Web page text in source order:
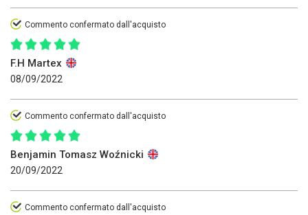
Commento confermato dall'acquisto
F.H Martex
08/09/2022
Commento confermato dall'acquisto
Benjamin Tomasz Woźnicki
20/09/2022
Commento confermato dall'acquisto